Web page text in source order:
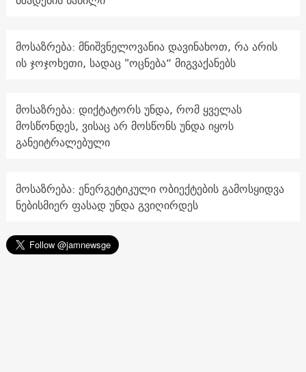
მოსაზრება: მნიშვნელოვანია დავინახოთ, რა არის
ის ჯოჯოხეთი, სადაც "ოცნება“ მიგვაქანებს
მოსაზრება: დიქტატორს უნდა, რომ ყველას
მოსწონდეს, ვისაც არ მოსწონს უნდა იყოს
განეიტრალებული
მოსაზრება: ენერგეტიკული ობიექტების გამოსყიდვა
ნებისმიერ ფასად უნდა გვიღირდეს